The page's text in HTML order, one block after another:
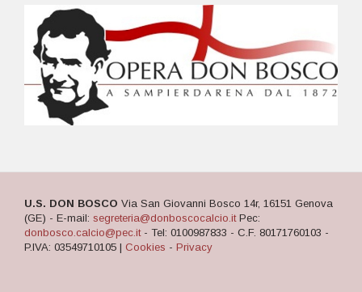
U.S. DON BOSCO Via San Giovanni Bosco 14r, 16151 Genova
(GE) - E-mail: segreteria@donboscocalcio.itPec:
donbosco.calcio@pec.it- Tel: 0100987833 - C.F. 80171760103 -
P.IVA: 03549710105 | Cookies - Privacy